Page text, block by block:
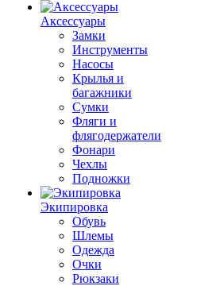
Аксессуары
Замки
Инструменты
Насосы
Крылья и
багажники
Сумки
Фляги и
флягодержатели
Фонари
Чехлы
Подножки
Экипировка
Обувь
Шлемы
Одежда
Очки
Рюкзаки